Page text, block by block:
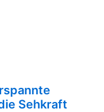
Sehkraft